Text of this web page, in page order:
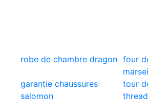
robe de chambre dragon four
garantie chaussures
salomon
tour